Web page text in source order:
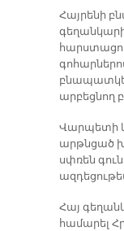
Հայրենի
արբեցնող
Վարպետի
արթնցած
սփռեն
Հայ
համարել